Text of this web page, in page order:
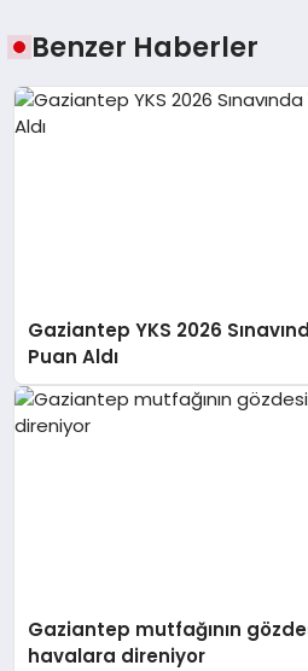
Benzer Haberler
Gaziantep YKS 2026
Puan Aldı
Gaziantep mutfağının
havalara direniyor